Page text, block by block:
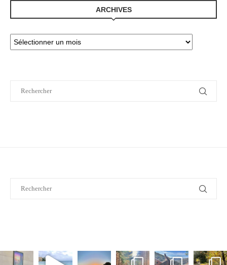
ARCHIVES